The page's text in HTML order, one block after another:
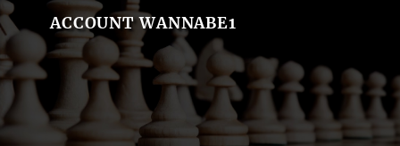
ACCOUNT WANNABE1